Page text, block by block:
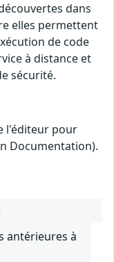
dans
elles permettent
de code
à distance et
sécurité.
l'éditeur pour
Documentation).
antérieures à